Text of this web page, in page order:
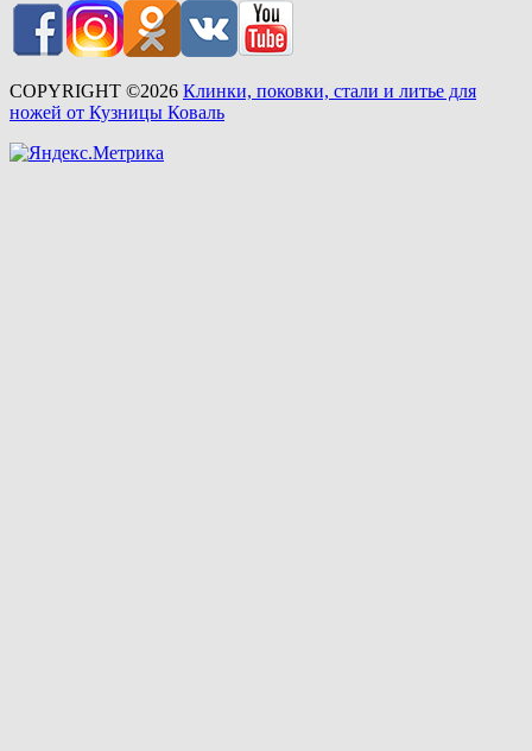
COPYRIGHT ©2026 Клинки, поковки, стали и литье для
ножей от Кузницы Коваль